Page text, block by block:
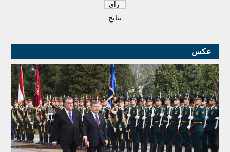
نتایج
عکس